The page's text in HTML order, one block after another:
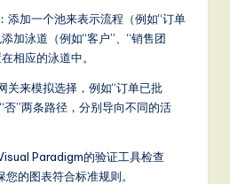
：添加一个池来表示流程（例如“订单
加泳道（例如“客户”、“销售团
相应的泳道中。
关来模拟选择，例如“订单已批
否”两条路径，分别导向不同的活
Paradigm的验证工具检查
的图表符合标准规则。